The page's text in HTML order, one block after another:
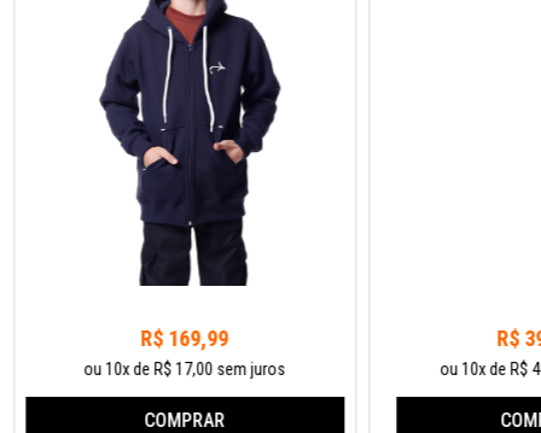
R$ 169,99
ou 10x de R$ 17,00 sem juros
COMPRAR
R$
ou 10x de R$